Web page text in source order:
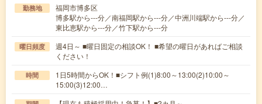
勤務地
福岡市博多区
博多駅から---分／南福岡駅から---分／中洲川端駅から---分／
東比恵駅から---分／竹下駅から---分
曜日頻度
週4日～ ■曜日固定の相談OK！ ■希望の曜日があればご相談
ください！
時間
1日5時間からOK！■シフト例(1)8:00～13:00(2)10:00～
15:00(3)12:00…